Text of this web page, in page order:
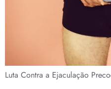
Luta Contra a Ejaculação